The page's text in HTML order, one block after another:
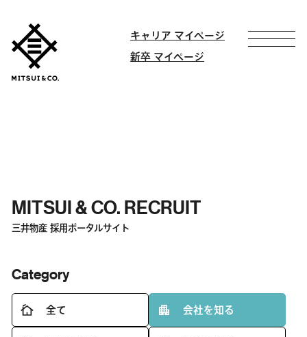
キャリア マイページ
新卒 マイページ
MITSUI & CO. RECRUIT
三井物産 採用ポータルサイト
Category
全て 会社を知る